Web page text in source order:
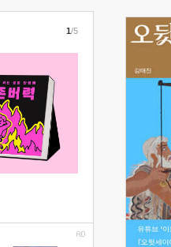
1/5